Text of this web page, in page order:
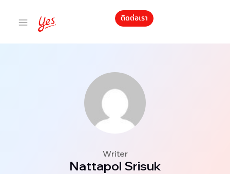
ติดต่อเรา
Writer
Nattapol Srisuk